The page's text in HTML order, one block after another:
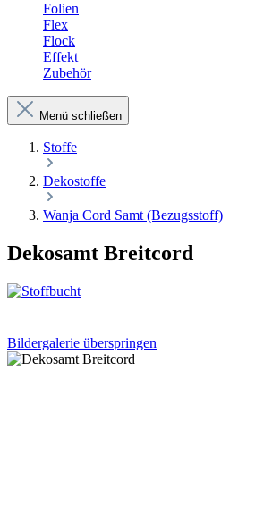
Folien
Flex
Flock
Effekt
Zubehör
Menü schließen
Stoffe
Dekostoffe
Wanja Cord Samt (Bezugsstoff)
Dekosamt Breitcord
Bildergalerie überspringen